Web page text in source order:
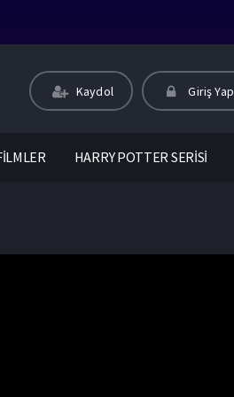
Kaydol Giriş Yap
HARRY POTTER SERİSİ